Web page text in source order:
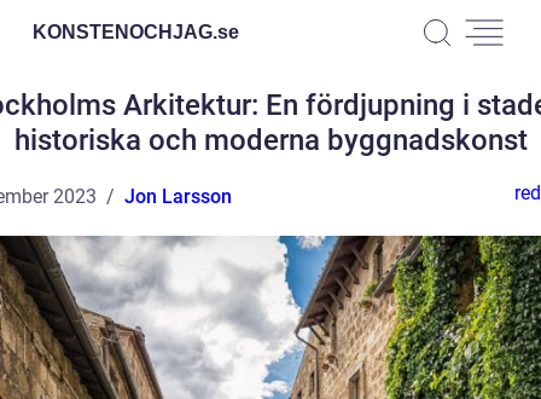
KONSTENOCHJAG.se
Arkitektur: En fördjupning i
historiska och moderna byggnadskonst
2023 Jon Larsson